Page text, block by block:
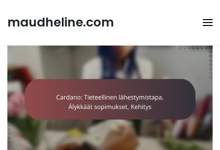
content
maudheline.com